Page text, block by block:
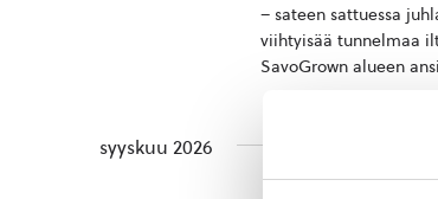
– sateen sattuessa
viihtyisää tunnelmaa
SavoGrown alueen
syyskuu 2026